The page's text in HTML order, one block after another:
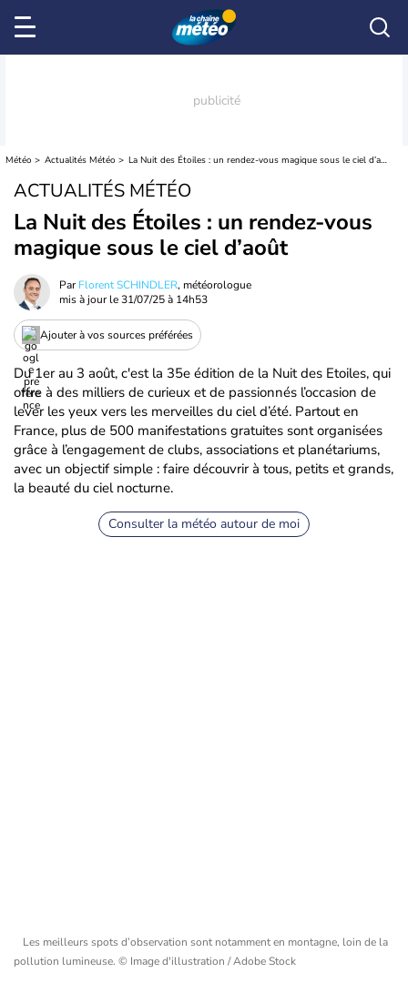
Météo Actualités Météo La Nuit des Étoiles : un rendez-vous magique sous le ciel d’août
ACTUALITÉS MÉTÉO
La Nuit des Étoiles : un rendez-vous
magique sous le ciel d’août
ParFlorent SCHINDLER, météorologue
mis à jour le31/07/25 à 14h53
Ajouter à vos sources préférées
Du 1er au 3 août, c'est la 35e édition de la Nuit des Etoiles, qui
offre à des milliers de curieux et de passionnés l’occasion de
lever les yeux vers les merveilles du ciel d’été. Partout en
France, plus de 500 manifestations gratuites sont organisées
grâce à l’engagement de clubs, associations et planétariums,
avec un objectif simple : faire découvrir à tous, petits et grands,
la beauté du ciel nocturne.
Consulter la météo autour de moi
Les meilleurs spots d’observation sont notamment en montagne, loin de la
pollution lumineuse. © Image d'illustration / Adobe Stock